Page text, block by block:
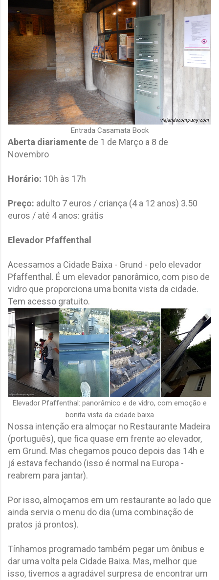
Entrada Casamata Bock
Aberta diariamente de 1 de Março a 8 de
Novembro
Horário: 10h às 17h
Preço: adulto 7 euros / criança (4 a 12 anos) 3.50
euros / até 4 anos: grátis
Elevador Pfaffenthal
Acessamos a Cidade Baixa - Grund - pelo elevador
Pfaffenthal. É um elevador panorâmico, com piso de
vidro que proporciona uma bonita vista da cidade.
Tem acesso gratuito.
Elevador Pfaffenthal: panorâmico e de vidro, com emoção e
bonita vista da cidade baixa
Nossa intenção era almoçar no Restaurante Madeira
(português), que fica quase em frente ao elevador,
em Grund. Mas chegamos pouco depois das 14h e
já estava fechando (isso é normal na Europa -
reabrem para jantar).
Por isso, almoçamos em um restaurante ao lado que
ainda servia o menu do dia (uma combinação de
pratos já prontos).
Tínhamos programado também pegar um ônibus e
dar uma volta pela Cidade Baixa. Mas, melhor que
isso, tivemos a agradável surpresa de encontrar um